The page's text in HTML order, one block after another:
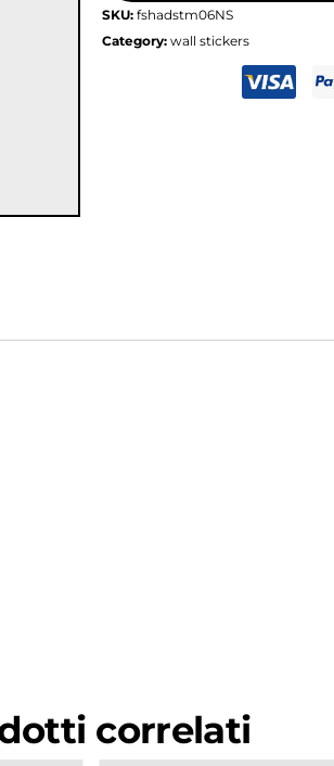
SKU: fshadstm06NS
Category: wall stickers
correlati